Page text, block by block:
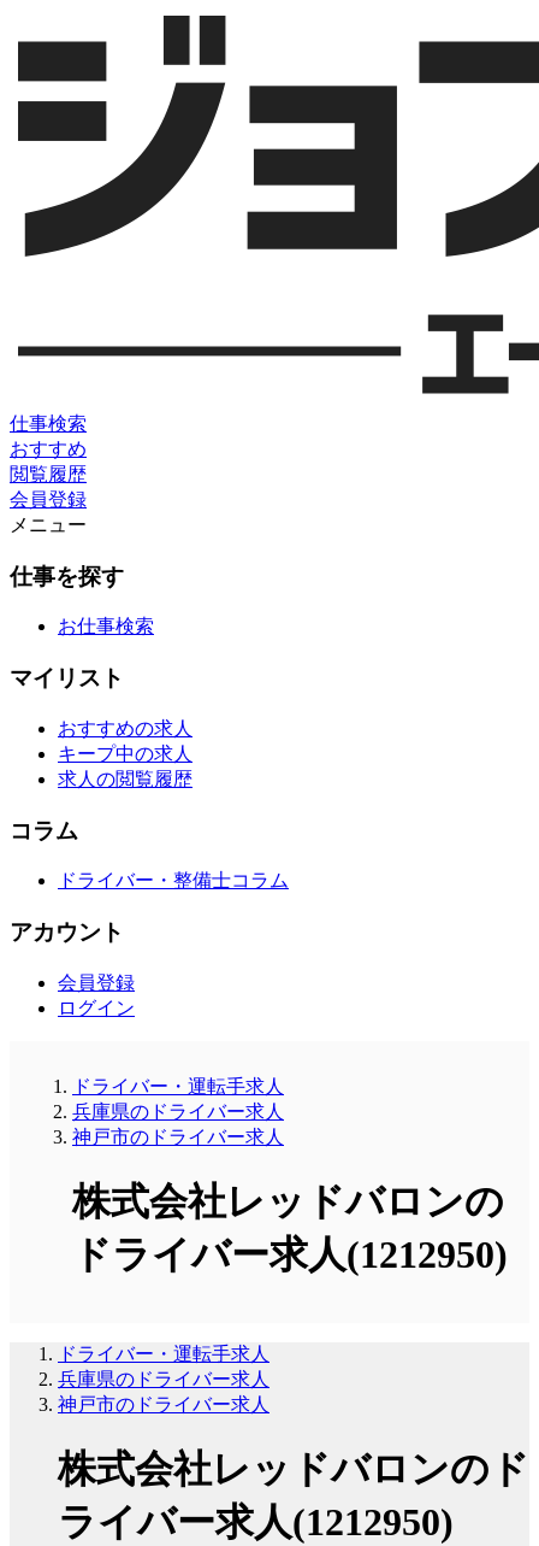
仕事検索
おすすめ
閲覧履歴
会員登録
メニュー
仕事を探す
お仕事検索
マイリスト
おすすめの求人
キープ中の求人
求人の閲覧履歴
コラム
ドライバー・整備士コラム
アカウント
会員登録
ログイン
ドライバー・運転手求人
兵庫県のドライバー求人
神戸市のドライバー求人
株式会社レッドバロンの
ドライバー求人(1212950)
ドライバー・運転手求人
兵庫県のドライバー求人
神戸市のドライバー求人
株式会社レッドバロンのド
ライバー求人(1212950)